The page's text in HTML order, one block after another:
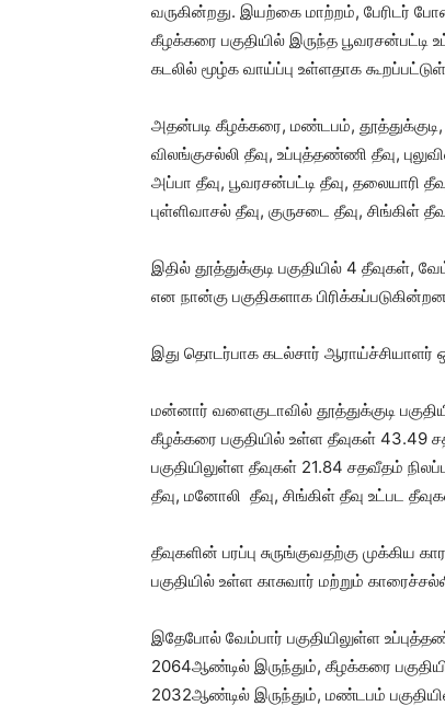
வருகின்றது. இயற்கை மாற்றம், பேரிடர்
கீழக்கரை பகுதியில் இருந்த பூவரசன்பட்டி
கடலில் மூழ்க வாய்ப்பு உள்ளதாக
அதன்படி கீழக்கரை, மண்டபம், தூத்துக்குடி,
விலங்குசல்லி தீவு, உப்புத்தண்ணி தீவு,
அப்பா தீவு, பூவரசன்பட்டி தீவு, தலையாரி
புள்ளிவாசல் தீவு, குருசடை தீவு, சிங்கிள்
இதில் தூத்துக்குடி பகுதியில் 4
என நான்கு பகுதிகளாக
இது தொடர்பாக கடல்சார் ஆராய்ச்சியாளர்
மன்னார் வளைகுடாவில் தூத்துக்குடி
கீழக்கரை பகுதியில் உள்ள தீவுகள் 43.49
பகுதியிலுள்ள தீவுகள் 21.84 சதவீதம்
தீவு, மனோலி தீவு, சிங்கிள் தீவு உட்பட
தீவுகளின் பரப்பு சுருங்குவதற்கு முக்கிய
பகுதியில் உள்ள காசுவார் மற்றும்
இதேபோல் வேம்பார் பகுதியிலுள்ள
2064ஆண்டில் இருந்தும், கீழக்கரை
2032ஆண்டில் இருந்தும், மண்டபம்